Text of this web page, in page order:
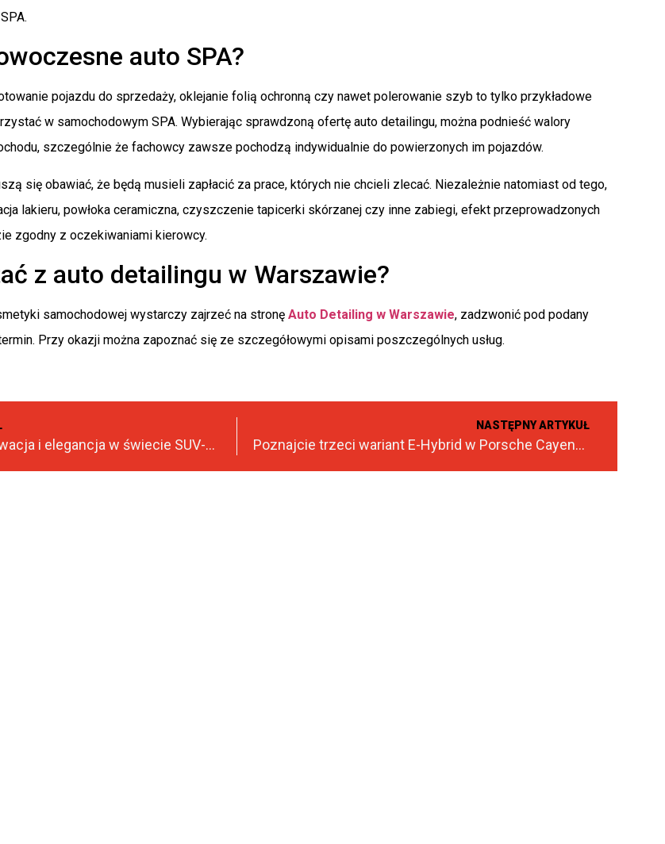
auto SPA?
pojazdu do sprzedaży, oklejanie folią ochronną czy nawet polerowanie szyb to tylko przykładowe
w samochodowym SPA. Wybierając sprawdzoną ofertę auto detailingu, można podnieść walory
szczególnie że fachowcy zawsze pochodzą indywidualnie do powierzonych im pojazdów.
się obawiać, że będą musieli zapłacić za prace, których nie chcieli zlecać. Niezależnie natomiast od tego,
lakieru, powłoka ceramiczna, czyszczenie tapicerki skórzanej czy inne zabiegi, efekt przeprowadzonych
zgodny z oczekiwaniami kierowcy.
z auto detailingu w Warszawie?
samochodowej wystarczy zajrzeć na stronę Auto Detailing w Warszawie, zadzwonić pod podany
Przy okazji można zapoznać się ze szczegółowymi opisami poszczególnych usług.
Kia Niro, czyli innowacja i elegancja w świecie SUV-ów
NASTĘPNY ARTYKUŁ
Poznajcie trzeci wariant E-Hybrid w Porsche Cayenne